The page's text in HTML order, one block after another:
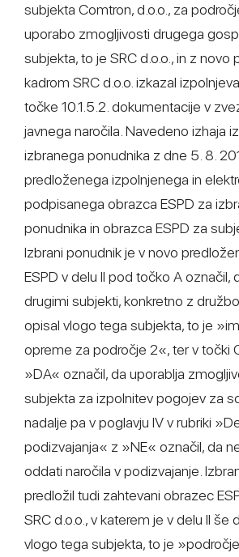
subjekta Comtron, d.o.o., za
uporabo zmogljivosti drugega
subjekta, to je SRC d.o.o., in z novo
kadrom SRC d.o.o. izkazal
točke 10.1.5.2. dokumentacije v
javnega naročila. Navedeno izhaja
izbranega ponudnika z dne 5. 8.
predloženega izpolnjenega in
podpisanega obrazca ESPD za
ponudnika in obrazca ESPD za
Izbrani ponudnik je v novo
ESPD v delu II pod točko A označil,
drugimi subjekti, konkretno z družbo
opisal vlogo tega subjekta, to je
opreme za področje 2«, ter v točki
»DA« označil, da uporablja
subjekta za izpolnitev pogojev za
nadalje pa v poglavju IV v rubriki
podizvajanja« z »NE« označil, da
oddati naročila v podizvajanje.
predložil tudi zahtevani obrazec
SRC d.o.o., v katerem je v delu II še
vlogo tega subjekta, to je